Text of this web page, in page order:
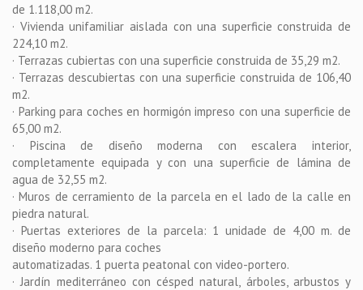
de 1.118,00 m2.
· Vivienda unifamiliar aislada con una superficie construida de
224,10 m2.
· Terrazas cubiertas con una superficie construida de 35,29 m2.
· Terrazas descubiertas con una superficie construida de 106,40
m2.
· Parking para coches en hormigón impreso con una superficie de
65,00 m2.
· Piscina de diseño moderna con escalera interior,
completamente equipada y con una superficie de lámina de
agua de 32,55 m2.
· Muros de cerramiento de la parcela en el lado de la calle en
piedra natural.
· Puertas exteriores de la parcela: 1 unidade de 4,00 m. de
diseño moderno para coches
automatizadas. 1 puerta peatonal con video-portero.
· Jardín mediterráneo con césped natural, árboles, arbustos y